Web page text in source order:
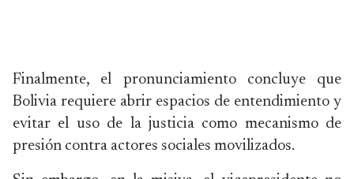
Finalmente, el pronunciamiento concluye que
Bolivia requiere abrir espacios de entendimiento y
evitar el uso de la justicia como mecanismo de
presión contra actores sociales movilizados.